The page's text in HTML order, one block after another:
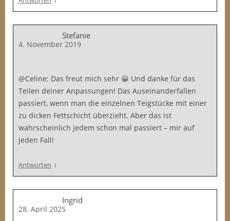
Stefanie
4. November 2019
@Celine: Das freut mich sehr 😀 Und danke für das
Teilen deiner Anpassungen! Das Auseinanderfallen
passiert, wenn man die einzelnen Teigstücke mit einer
zu dicken Fettschicht überzieht. Aber das ist
wahrscheinlich jedem schon mal passiert – mir auf
jeden Fall!
Antworten ↓
Ingrid
28. April 2025